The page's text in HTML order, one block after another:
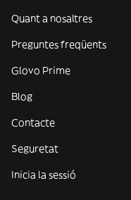
Quant a nosaltres
Preguntes freqüents
Glovo Prime
Blog
Contacte
Seguretat
Inicia la sessió